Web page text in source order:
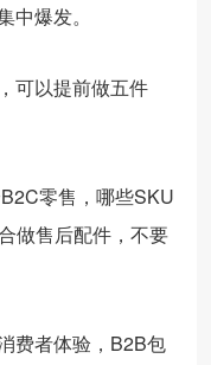
爆发。
可以提前做五件
零售，哪些SKU
做售后配件，不要
费者体验，B2B包